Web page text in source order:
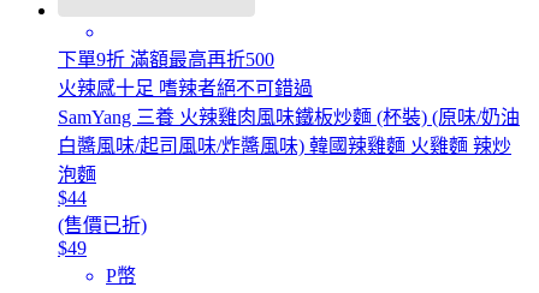
下單9折 滿額最高再折500
火辣感十足 嗜辣者絕不可錯過
SamYang 三養 火辣雞肉風味鐵板炒麵 (杯裝) (原味/奶油
白醬風味/起司風味/炸醬風味) 韓國辣雞麵 火雞麵 辣炒
泡麵
$44
(售價已折)
$49
P幣